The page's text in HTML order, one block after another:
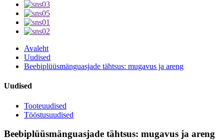
Avaleht
Uudised
Beebiplüüsmänguasjade tähtsus: mugavus ja areng
Uudised
Tooteuudised
Tööstusuudised
Beebiplüüsmänguasjade tähtsus: mugavus ja areng